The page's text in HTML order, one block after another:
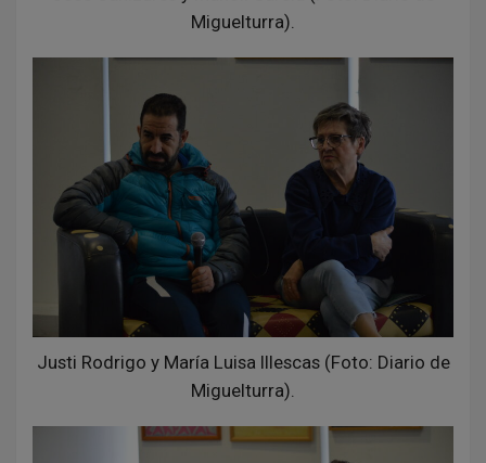
Miguelturra).
Justi Rodrigo y María Luisa Illescas (Foto: Diario de
Miguelturra).